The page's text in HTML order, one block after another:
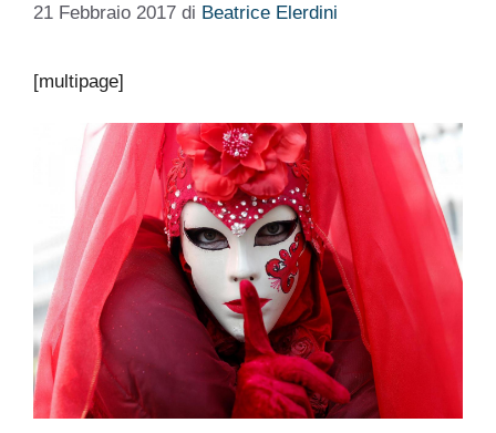
21 Febbraio 2017 di Beatrice Elerdini
[multipage]